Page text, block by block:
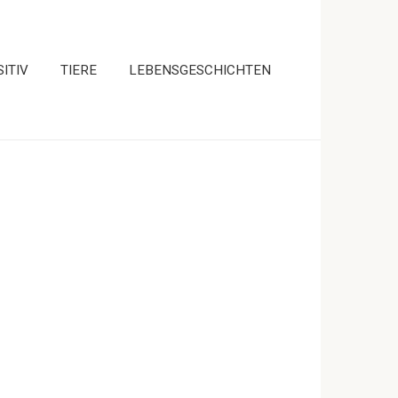
TIERE LEBENSGESCHICHTEN